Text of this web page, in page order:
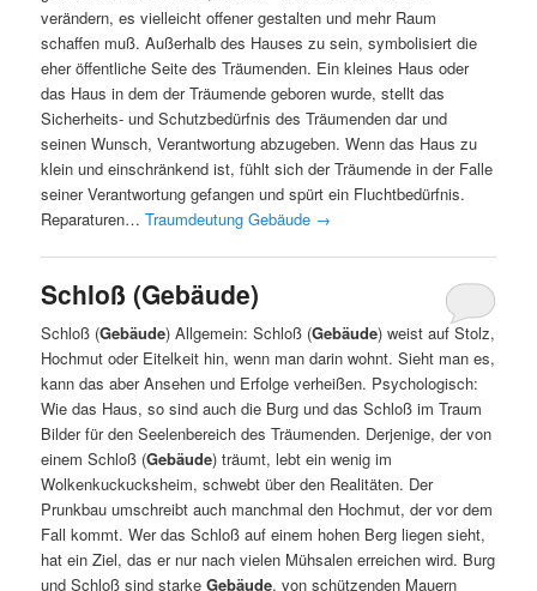
verändern, es vielleicht offener gestalten und mehr Raum
schaffen muß. Außerhalb des Hauses zu sein, symbolisiert die
eher öffentliche Seite des Träumenden. Ein kleines Haus oder
das Haus in dem der Träumende geboren wurde, stellt das
Sicherheits- und Schutzbedürfnis des Träumenden dar und
seinen Wunsch, Verantwortung abzugeben. Wenn das Haus zu
klein und einschränkend ist, fühlt sich der Träumende in der Falle
seiner Verantwortung gefangen und spürt ein Fluchtbedürfnis.
Reparaturen…Traumdeutung Gebäude →
Schloß (Gebäude)
Schloß (Gebäude) Allgemein: Schloß (Gebäude) weist auf Stolz,
Hochmut oder Eitelkeit hin, wenn man darin wohnt. Sieht man es,
kann das aber Ansehen und Erfolge verheißen. Psychologisch:
Wie das Haus, so sind auch die Burg und das Schloß im Traum
Bilder für den Seelenbereich des Träumenden. Derjenige, der von
einem Schloß (Gebäude) träumt, lebt ein wenig im
Wolkenkuckucksheim, schwebt über den Realitäten. Der
Prunkbau umschreibt auch manchmal den Hochmut, der vor dem
Fall kommt. Wer das Schloß auf einem hohen Berg liegen sieht,
hat ein Ziel, das er nur nach vielen Mühsalen erreichen wird. Burg
und Schloß sind starkeGebäude, von schützenden Mauern